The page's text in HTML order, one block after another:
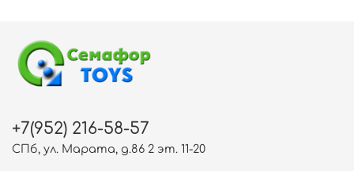
+7(952) 216-58-57
СПб, ул. Марата, д.86 2 эт. 11-20